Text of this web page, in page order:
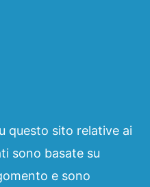
questo sito relative ai
sono basate su
e sono